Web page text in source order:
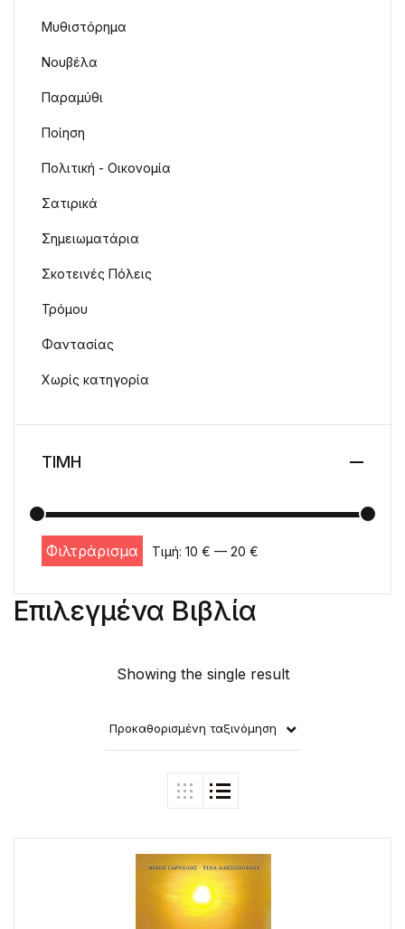
Επιλεγμένα Βιβλία
Showing the single result
Προκαθορισμένη ταξινόμηση
Μυθιστόρημα
Νουβέλα
Παραμύθι
Ποίηση
Πολιτική - Οικονομία
Σατιρικά
Σημειωματάρια
Σκοτεινές Πόλεις
Τρόμου
Φαντασίας
Χωρίς κατηγορία
ΤΙΜΗ
Ελάχιστη τιμή
Μέγιστη τιμή
Φιλτράρισμα Τιμή: 10 € — 20 €